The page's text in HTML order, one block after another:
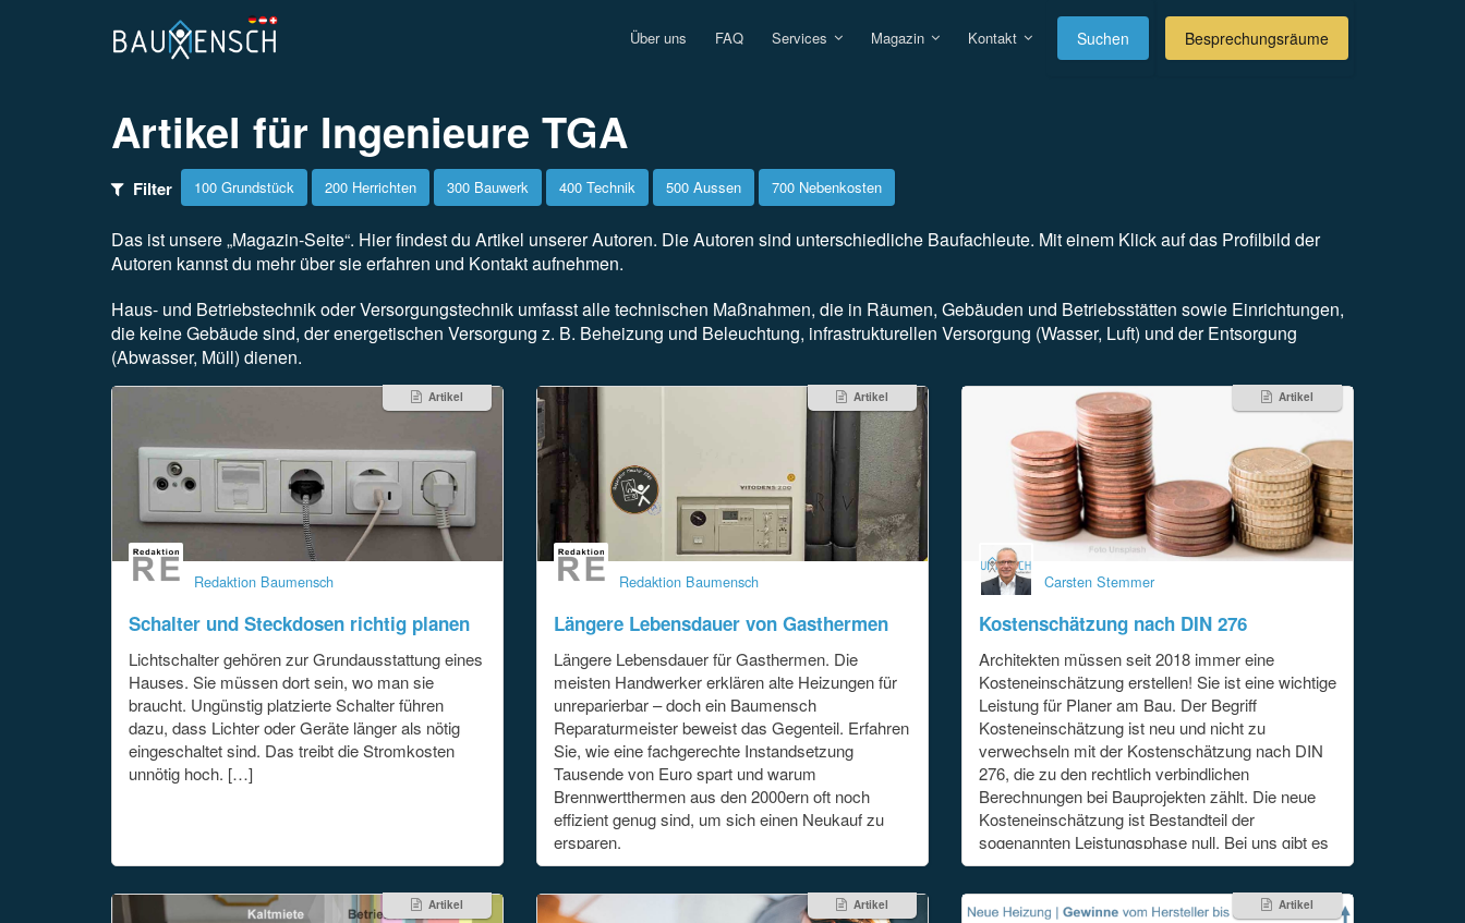
Über uns FAQ Services Magazin Kontakt Suchen Besprechungsräume
Artikel für Ingenieure TGA
Filter 100 Grundstück 200 Herrichten 300 Bauwerk 400 Technik 500 Aussen 700 Nebenkosten
Das ist unsere „Magazin-Seite“. Hier findest du Artikel unserer Autoren. Die Autoren sind unterschiedliche Baufachleute. Mit einem Klick auf das Profilbild der
Autoren kannst du mehr über sie erfahren und Kontakt aufnehmen.
Haus- und Betriebstechnik oder Versorgungstechnik umfasst alle technischen Maßnahmen, die in Räumen, Gebäuden und Betriebsstätten sowie Einrichtungen,
die keine Gebäude sind, der energetischen Versorgung z. B. Beheizung und Beleuchtung, infrastrukturellen Versorgung (Wasser, Luft) und der Entsorgung
(Abwasser, Müll) dienen.
Artikel
Redaktion Baumensch
Schalter und Steckdosen richtig planen
Lichtschalter gehören zur Grundausstattung eines
Hauses. Sie müssen dort sein, wo man sie
braucht. Ungünstig platzierte Schalter führen
dazu, dass Lichter oder Geräte länger als nötig
eingeschaltet sind. Das treibt die Stromkosten
unnötig hoch. […]
Artikel
Redaktion Baumensch
Längere Lebensdauer von Gasthermen
Längere Lebensdauer für Gasthermen. Die
meisten Handwerker erklären alte Heizungen für
unreparierbar – doch ein Baumensch
Reparaturmeister beweist das Gegenteil. Erfahren
Sie, wie eine fachgerechte Instandsetzung
Tausende von Euro spart und warum
Brennwertthermen aus den 2000ern oft noch
effizient genug sind, um sich einen Neukauf zu
ersparen.
Artikel
Carsten Stemmer
Kostenschätzung nach DIN 276
Architekten müssen seit 2018 immer eine
Kosteneinschätzung erstellen! Sie ist eine wichtige
Leistung für Planer am Bau. Der Begriff
Kosteneinschätzung ist neu und nicht zu
verwechseln mit der Kostenschätzung nach DIN
276, die zu den rechtlich verbindlichen
Berechnungen bei Bauprojekten zählt. Die neue
Kosteneinschätzung ist Bestandteil der
sogenannten Leistungsphase null. Bei uns gibt es
ein Muster-Formular als Download. Die
Kosteneinschätzung unterscheidet sich von der
Kostenschätzung. Den Unterschied
Artikel Artikel Artikel